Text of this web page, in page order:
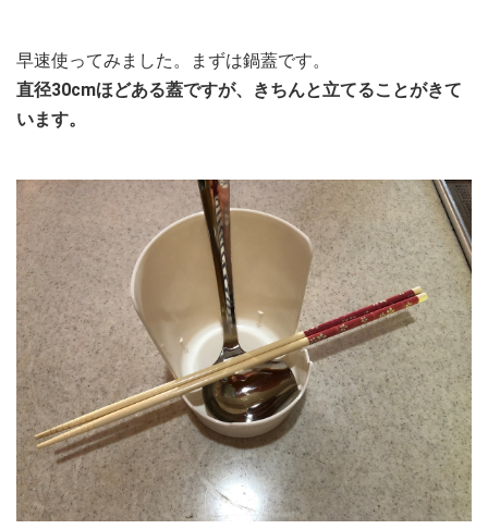
早速使ってみました。まずは鍋蓋です。
直径30cmほどある蓋ですが、きちんと立てることがきて
います。